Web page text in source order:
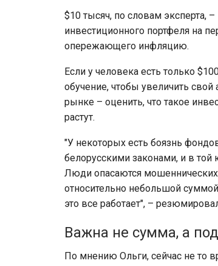
$10 тысяч, по словам эксперта,
инвестиционного портфеля на
опережающего инфляцию.
Если у человека есть только
обучение, чтобы увеличить
рынке – оценить, что такое
растут.
"У некоторых есть боязнь
белорусскими законами, и в
Люди опасаются мошеннических
относительно небольшой
это все работает", –
Важна не сумма, а
По мнению Ольги, сейчас не то